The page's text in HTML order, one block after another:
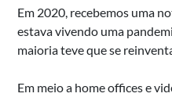
Em 2020, recebemos uma
estava vivendo uma
maioria teve que se
Em meio a home offices e